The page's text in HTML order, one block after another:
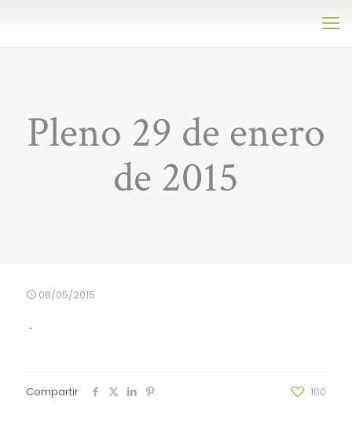
Pleno 29 de enero
de 2015
08/05/2015
.
Compartir 100